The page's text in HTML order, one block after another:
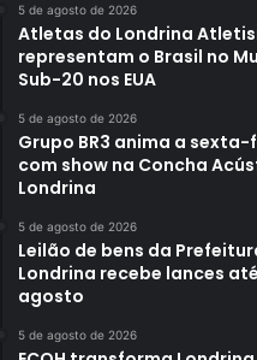
5 de agosto de 2026
Atletas do Londrina
representam o Brasil no
Sub-20 nos EUA
5 de agosto de 2026
Grupo BR3 anima a sexta-
com show na Concha
Londrina
5 de agosto de 2026
Leilão de bens da
Londrina recebe lances até
agosto
5 de agosto de 2026